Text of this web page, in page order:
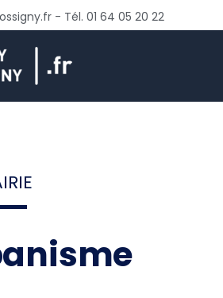
- Tél. 01 64 05 20 22